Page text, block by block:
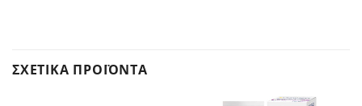
ΣΧΕΤΙΚΆ ΠΡΟΪΌΝΤΑ